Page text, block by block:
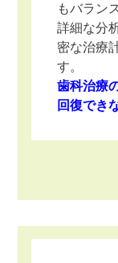
もバラン
詳細な分
密な治療
す。
歯科治療
回復でき